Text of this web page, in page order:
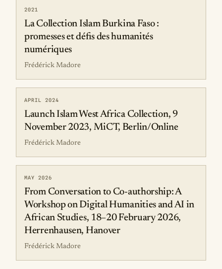
2021
La Collection Islam Burkina Faso :
promesses et défis des humanités
numériques
Frédérick Madore
APRIL 2024
Launch Islam West Africa Collection, 9
November 2023, MiCT, Berlin/Online
Frédérick Madore
MAY 2026
From Conversation to Co-authorship: A
Workshop on Digital Humanities and AI in
African Studies, 18–20 February 2026,
Herrenhausen, Hanover
Frédérick Madore